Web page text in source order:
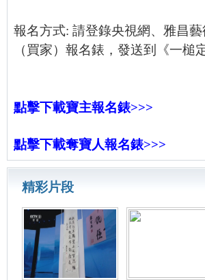
報名方式: 請登錄央視網、雅昌
（買家）報名錶，發送到《一槌
點擊下載寶主報名錶>>>
點擊下載奪寶人報名錶>>>
精彩片段